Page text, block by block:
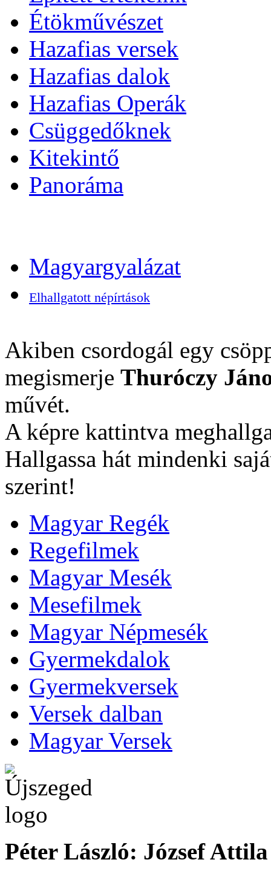
Étökművészet
Hazafias versek
Hazafias dalok
Hazafias Operák
Csüggedőknek
Kitekintő
Panoráma
Magyargyalázat
Elhallgatott népírtások
Akiben csordogál egy
megismerje Thuróczy
művét.
A képre kattintva
Hallgassa hát mindenki
szerint!
Magyar Regék
Regefilmek
Magyar Mesék
Mesefilmek
Magyar Népmesék
Gyermekdalok
Gyermekversek
Versek dalban
Magyar Versek
Péter László: József Attila